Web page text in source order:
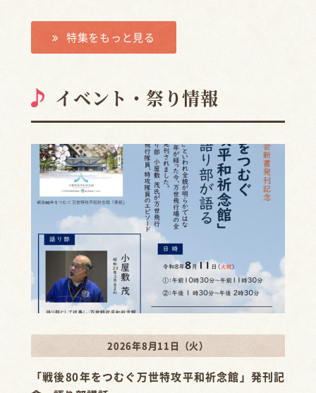
特集をもっと見る
イベント・祭り情報
2026年8月11日（火）
「戦後80年をつむぐ万世特攻平和祈念館」発刊記